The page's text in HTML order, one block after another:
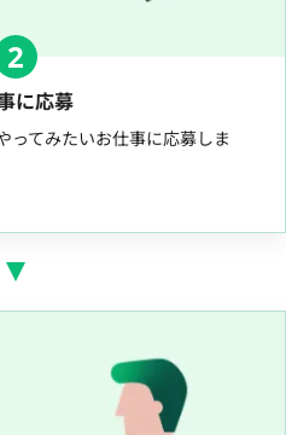
2
に応募
ってみたいお仕事に応募しま